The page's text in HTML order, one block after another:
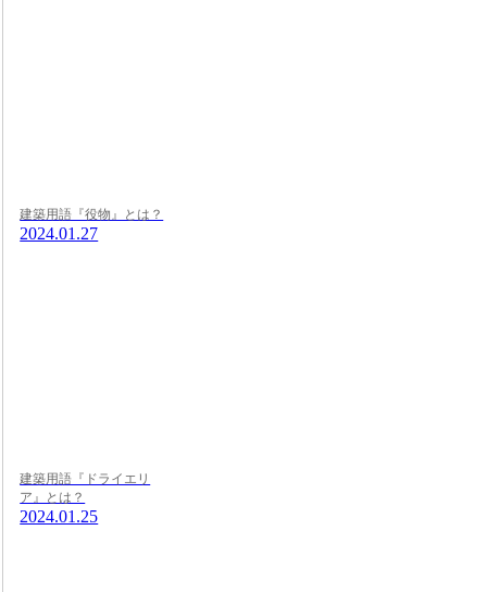
建築用語『役物』とは？
2024.01.27
建築用語『ドライエリ
ア』とは？
2024.01.25